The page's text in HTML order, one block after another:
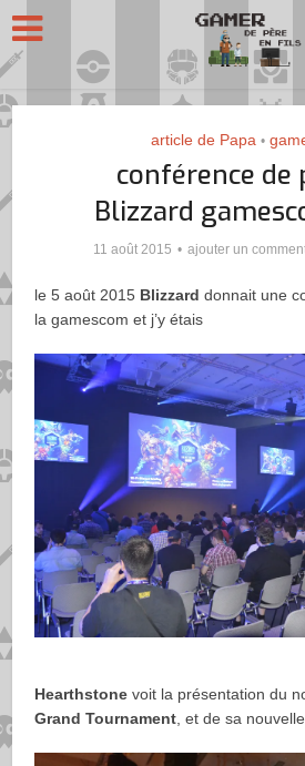
article de Papa •
conférence de
Blizzard
11 août 2015 ajouter un
le 5 août 2015 Blizzard donnait une
la gamescom et j’y étais
Hearthstone voit la présentation du
Grand Tournament, et de sa